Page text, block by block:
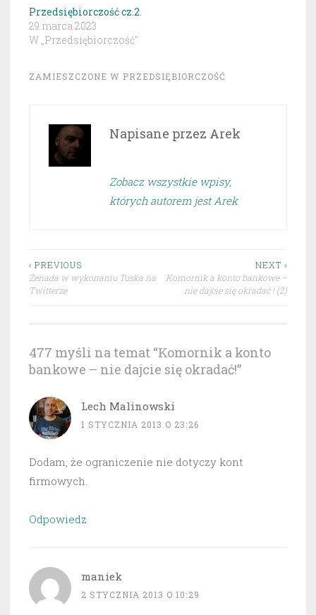
Przedsiębiorczość cz.2.
29 marca 2023
W „Przedsiębiorczość"
ZAMIESZCZONE W PRZEDSIĘBIORCZOŚĆ
Napisane przez Arek
Zobacz wszystkie wpisy,
których autorem jest Arek
Nawigacja
wpisu
‹ PREVIOUS
Żenada w wykonaniu Tuska na
Twitterze
NEXT ›
Komornik a konto bankowe –
nie dajcie się okradać ! (2)
477 myśli na temat “Komornik a konto
bankowe – nie dajcie się okradać!”
Lech Malinowski
1 STYCZNIA 2013 O 23:26
Dodam, że ograniczenie nie dotyczy kont
firmowych.
Odpowiedz
maniek
2 STYCZNIA 2013 O 10:29